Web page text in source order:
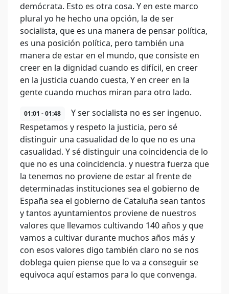
demócrata. Esto es otra cosa. Y en este marco
plural yo he hecho una opción, la de ser
socialista, que es una manera de pensar política,
es una posición política, pero también una
manera de estar en el mundo, que consiste en
creer en la dignidad cuando es difícil, en creer
en la justicia cuando cuesta, Y en creer en la
gente cuando muchos miran para otro lado.
01:01 - 01:48
Y ser socialista no es ser ingenuo.
Respetamos y respeto la justicia, pero sé
distinguir una casualidad de lo que no es una
casualidad. Y sé distinguir una coincidencia de lo
que no es una coincidencia. y nuestra fuerza que
la tenemos no proviene de estar al frente de
determinadas instituciones sea el gobierno de
España sea el gobierno de Cataluña sean tantos
y tantos ayuntamientos proviene de nuestros
valores que llevamos cultivando 140 años y que
vamos a cultivar durante muchos años más y
con esos valores digo también claro no se nos
doblega quien piense que lo va a conseguir se
equivoca aquí estamos para lo que convenga.